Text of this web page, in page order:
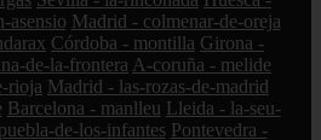
asensio Madrid - colmenar-de-oreja
Córdoba - montilla Girona -
de-la-frontera A-coruña - melide
rioja Madrid - las-rozas-de-madrid
Barcelona - manlleu Lleida - la-seu-
de-los-infantes Pontevedra -